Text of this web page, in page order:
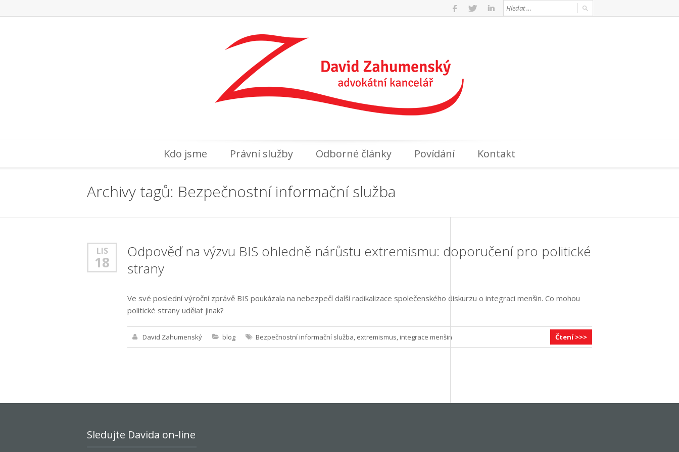
Kdo jsme Právní služby Odborné články Povídání Kontakt
Archivy tagů: Bezpečnostní informační služba
LIS
18
Odpověď na výzvu BIS ohledně nárůstu extremismu: doporučení pro politické
strany
Ve své poslední výroční zprávě BIS poukázala na nebezpečí další radikalizace společenského diskurzu o integraci menšin. Co mohou
politické strany udělat jinak?
David Zahumenský blog Bezpečnostní informační služba, extremismus, integrace menšin Čtení >>>
Sledujte Davida on-line